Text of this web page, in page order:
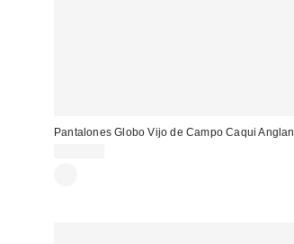
Pantalones Globo Vijo de Campo Caqui Anglan